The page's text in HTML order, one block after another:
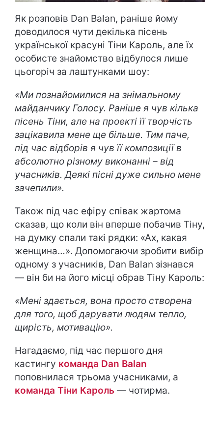
Як розповів Dan Balan, раніше йому
доводилося чути декілька пісень
української красуні Тіни Кароль, але їх
особисте знайомство відбулося лише
цьогоріч за лаштунками шоу:
«Ми познайомилися на знімальному
майданчику Голосу. Раніше я чув кілька
пісень Тіни, але на проекті її творчість
зацікавила мене ще більше. Тим паче,
під час відборів я чув її композиції в
абсолютно різному виконанні – від
учасників. Деякі пісні дуже сильно мене
зачепили».
Також під час ефіру співак жартома
сказав, що коли він вперше побачив Тіну,
на думку спали такі рядки: «Ах, какая
женщина…». Допомогаючи зробити вибір
одному з учасників, Dan Balan зізнався
— він би на його місці обрав Тіну Кароль:
«Мені здається, вона просто створена
для того, щоб дарувати людям тепло,
щирість, мотивацію».
Нагадаємо, під час першого дня
кастингу команда Dan Balan
поповнилася трьома учасниками, а
команда Тіни Кароль — чотирма.